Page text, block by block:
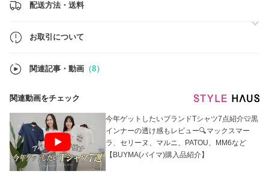
→
https://www.buyma.com/buyer/841549/post/337736.html
当店では在庫確認の事前問合せは不要です。
買付済の商品のみを販売しており手元に在庫がございます。
※なお、システム上、他サイトでも販売しているため、タイムラグによ
あらかじめご了承ください。
配送方法・送料
お取引について
関連記事・動画 （8）
関連動画をチェック
今年ゲットしたいブランドTシャツ7点紹介👕黒
インナーの透け感もレビュー🔍マックスマー
ラ、セリーヌ、マルニ、PATOU、MM6など
【BUYMA(バイマ)購入品紹介】